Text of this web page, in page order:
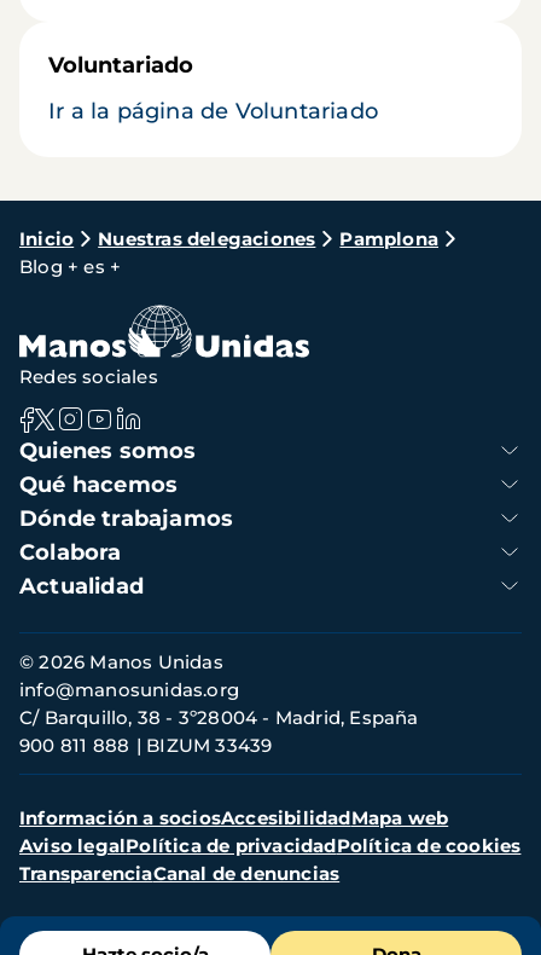
Voluntariado
Ir a la página de Voluntariado
Ruta
de
navegación
Inicio Nuestras delegaciones
Pamplona
Blog + es +
Menú
Navegación
principal
Quienes somos
Qué hacemos
Dónde trabajamos
Colabora
Actualidad
Redes sociales
Información
de
contacto
© 2026 Manos Unidas
C/ Barquillo, 38 - 3º28004 - Madrid, España
900 811 888
BIZUM 33439
info@manosunidas.org
Menú
secundario
Información a sociosAccesibilidadMapa web
Aviso legalPolítica de privacidadPolítica de cookies
TransparenciaCanal de denuncias